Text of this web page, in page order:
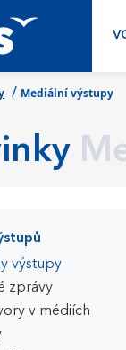
/ Mediální výstupy
výstupy
zprávy
v médiích